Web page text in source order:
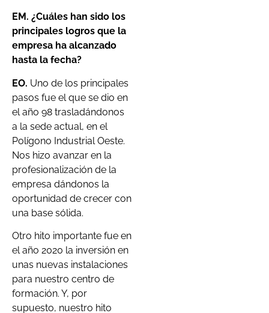
EM. ¿Cuáles han sido los
principales logros que la
empresa ha alcanzado
hasta la fecha?
EO. Uno de los principales
pasos fue el que se dio en
el año 98 trasladándonos
a la sede actual, en el
Polígono Industrial Oeste.
Nos hizo avanzar en la
profesionalización de la
empresa dándonos la
oportunidad de crecer con
una base sólida.
Otro hito importante fue en
el año 2020 la inversión en
unas nuevas instalaciones
para nuestro centro de
formación. Y, por
supuesto, nuestro hito